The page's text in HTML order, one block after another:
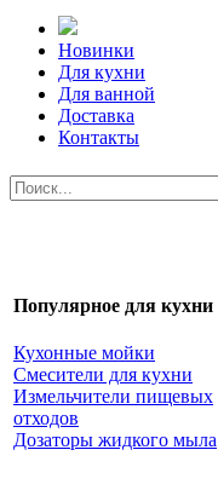
Новинки
Для кухни
Для ванной
Доставка
Контакты
Популярное для кухни
Кухонные мойки
Смесители для кухни
Измельчители пищевых
отходов
Дозаторы жидкого мыла